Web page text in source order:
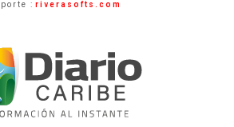
: riverasofts.com